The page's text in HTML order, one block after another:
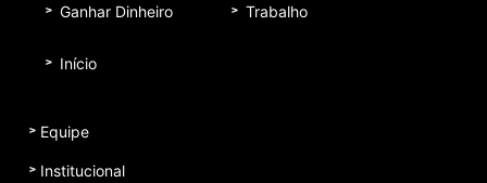
Ganhar Dinheiro
Início
Trabalho
Equipe
Institucional